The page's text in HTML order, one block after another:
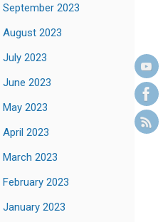
September 2023
August 2023
July 2023
June 2023
May 2023
April 2023
March 2023
February 2023
January 2023